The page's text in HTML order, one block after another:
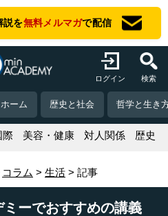
説を無料メルマガで配信
ログイン 検索
ホーム 歴史と社会 哲学と生き
際 美容・健康 対人関係 歴史
コラム 生活 記事
ーでおすすめの講義